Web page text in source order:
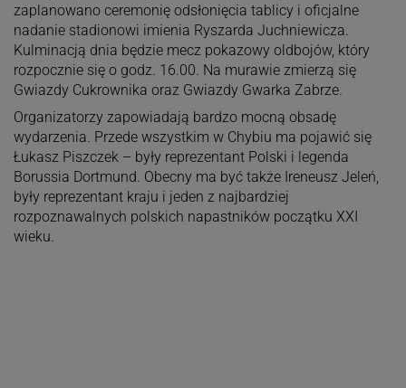
zaplanowano ceremonię odsłonięcia tablicy i oficjalne
nadanie stadionowi imienia Ryszarda Juchniewicza.
Kulminacją dnia będzie mecz pokazowy oldbojów, który
rozpocznie się o godz. 16.00. Na murawie zmierzą się
Gwiazdy Cukrownika oraz Gwiazdy Gwarka Zabrze.
Organizatorzy zapowiadają bardzo mocną obsadę
wydarzenia. Przede wszystkim w Chybiu ma pojawić się
Łukasz Piszczek– były reprezentant Polski i legenda
Borussia Dortmund. Obecny ma być także Ireneusz Jeleń,
były reprezentant kraju i jeden z najbardziej
rozpoznawalnych polskich napastników początku XXI
wieku.